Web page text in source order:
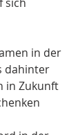
in der
dahinter
in Zukunft